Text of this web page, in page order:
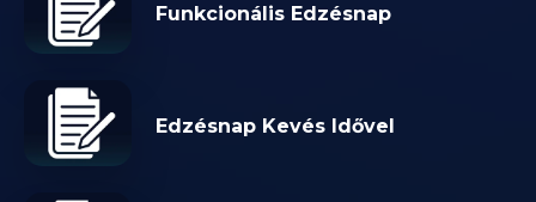
Funkcionális Edzésnap
Edzésnap Kevés Idővel